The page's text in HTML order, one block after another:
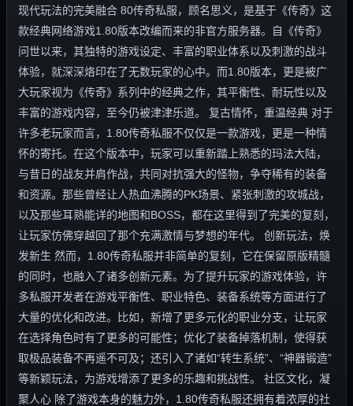
现代玩法的完美融合 80传奇私服，顾名思义，是基于《传奇》这
款经典网络游戏1.80版本改编而来的非官方服务器。自《传奇》
问世以来，其独特的游戏设定、丰富的职业体系以及刺激的战斗
体验，就深深烙印在了无数玩家的心中。而1.80版本，更是被广
大玩家视为《传奇》系列中的经典之作，其平衡性、耐玩性以及
丰富的游戏内容，至今仍被津津乐道。 复古情怀，重温经典 对于
许多老玩家而言，1.80传奇私服不仅仅是一款游戏，更是一种情
怀的寄托。在这个版本中，玩家可以重新踏上熟悉的玛法大陆，
与昔日的战友并肩作战，共同对抗强大的怪物，争夺稀有的装备
和资源。那些曾经让人热血沸腾的PK场景、紧张刺激的攻城战，
以及那些耳熟能详的地图和BOSS，都在这里得到了完美的复刻，
让玩家仿佛穿越回了那个充满激情与梦想的年代。 创新玩法，焕
发新生 然而，1.80传奇私服并非简单的复刻，它在保留原版精髓
的同时，也融入了诸多创新元素。为了提升玩家的游戏体验，许
多私服开发者在游戏平衡性、职业特色、装备系统等方面进行了
大量的优化和改进。比如，新增了更多元化的职业分支，让玩家
在选择角色时有了更多的可能性；优化了装备掉落机制，使得获
取极品装备不再遥不可及；还引入了诸如“转生系统”、“神器锻造”
等新颖玩法，为游戏增添了更多的乐趣和挑战性。 社区文化，凝
聚人心 除了游戏本身的魅力外，1.80传奇私服还拥有着浓厚的社